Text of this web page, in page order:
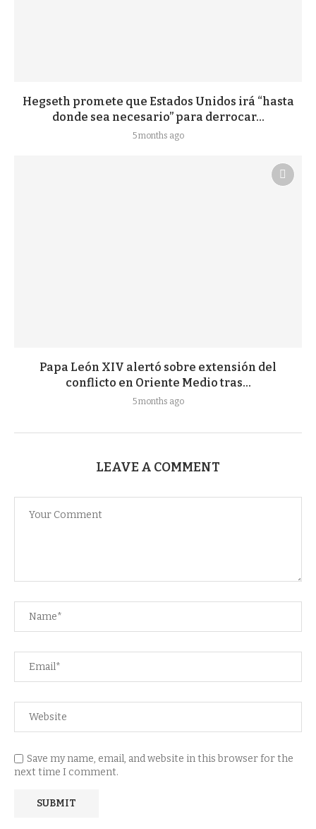
Hegseth promete que Estados Unidos irá “hasta
donde sea necesario” para derrocar...
5 months ago
Papa León XIV alertó sobre extensión del
conflicto en Oriente Medio tras...
5 months ago
LEAVE A COMMENT
Save my name, email, and website in this browser for the
next time I comment.